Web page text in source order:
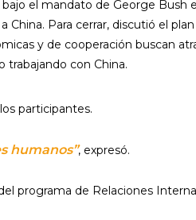
el mandato de George Bush
Para cerrar, discutió el
y de cooperación buscan
trabajando con China.
participantes.
humanos”, expresó.
programa de Relaciones